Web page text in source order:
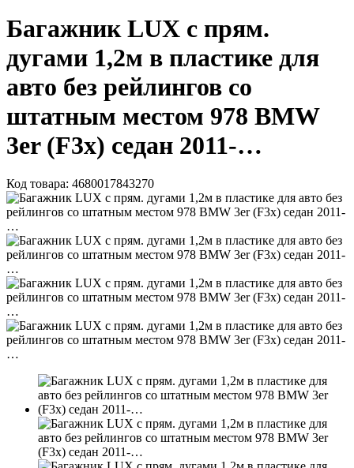
Багажник LUX с прям.
дугами 1,2м в пластике для
авто без рейлингов со
штатным местом 978 BMW
3er (F3x) седан 2011-…
Код товара: 4680017843270